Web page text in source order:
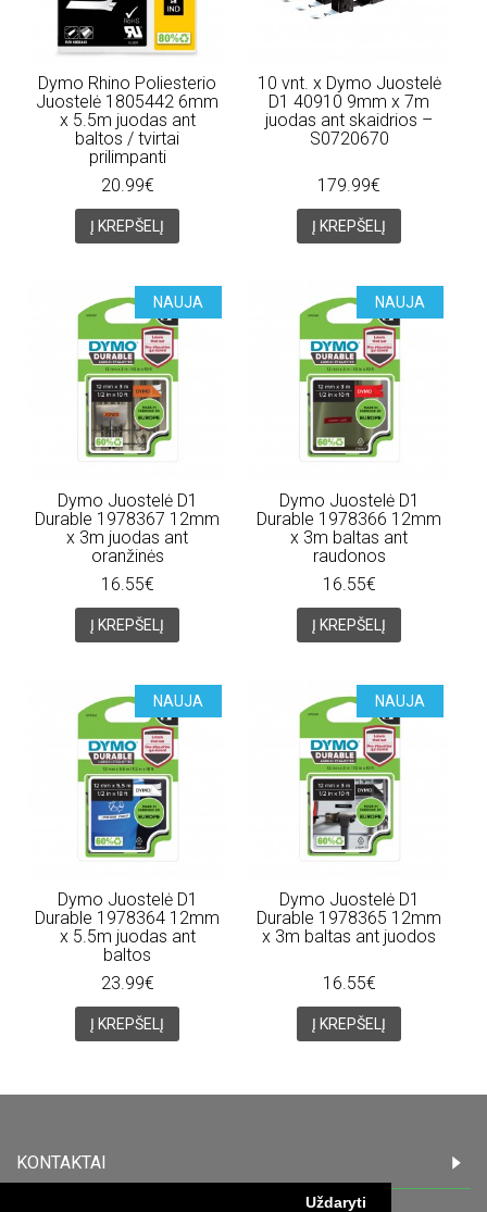
Uždaryti
Dymo Rhino Poliesterio
Juostelė 1805442 6mm
x 5.5m juodas ant
baltos / tvirtai
prilimpanti
20.99€
Į KREPŠELĮ
10 vnt. x Dymo Juostelė
D1 40910 9mm x 7m
juodas ant skaidrios –
S0720670
179.99€
Į KREPŠELĮ
NAUJA
Dymo Juostelė D1
Durable 1978367 12mm
x 3m juodas ant
oranžinės
16.55€
Į KREPŠELĮ
NAUJA
Dymo Juostelė D1
Durable 1978366 12mm
x 3m baltas ant
raudonos
16.55€
Į KREPŠELĮ
NAUJA
Dymo Juostelė D1
Durable 1978364 12mm
x 5.5m juodas ant
baltos
23.99€
Į KREPŠELĮ
NAUJA
Dymo Juostelė D1
Durable 1978365 12mm
x 3m baltas ant juodos
16.55€
Į KREPŠELĮ
KONTAKTAI